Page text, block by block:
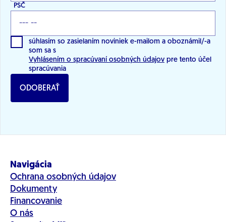
PSČ
súhlasím so zasielaním noviniek e-mailom a oboznámil/-a
som sa s
Vyhlásením o spracúvaní osobných údajov pre tento účel
spracúvania
ODOBERAŤ
Navigácia
Ochrana osobných údajov
Dokumenty
Financovanie
O nás